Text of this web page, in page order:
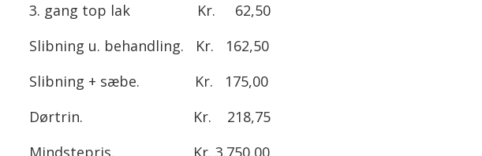
3. gang top lak Kr. 62,50
Slibning u. behandling. Kr. 162,50
Slibning + sæbe. Kr. 175,00
Dørtrin. Kr. 218,75
Mindstepris. Kr. 3.750,00